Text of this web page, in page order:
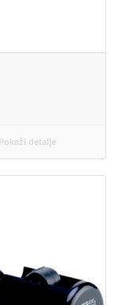
Pokaži detalje